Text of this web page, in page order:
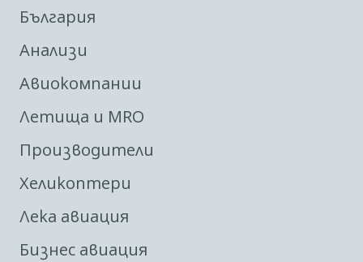
България
Анализи
Авиокомпании
Летища и MRO
Производители
Хеликоптери
Лека авиация
Бизнес авиация